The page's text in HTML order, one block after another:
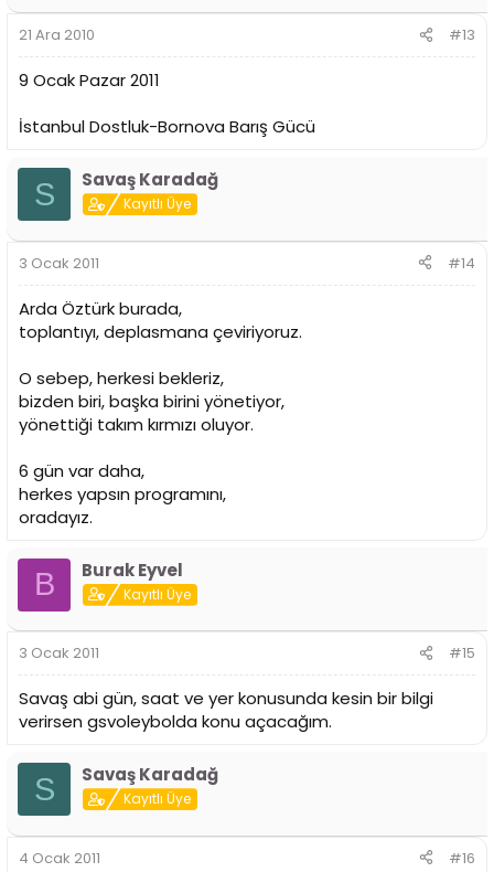
21 Ara 2010 #13
9 Ocak Pazar 2011
İstanbul Dostluk-Bornova Barış Gücü
S Savaş Karadağ
Kayıtlı Üye
3 Ocak 2011 #14
Arda Öztürk burada,
toplantıyı, deplasmana çeviriyoruz.
O sebep, herkesi bekleriz,
bizden biri, başka birini yönetiyor,
yönettiği takım kırmızı oluyor.
6 gün var daha,
herkes yapsın programını,
oradayız.
B Burak Eyvel
Kayıtlı Üye
3 Ocak 2011 #15
Savaş abi gün, saat ve yer konusunda kesin bir bilgi
verirsen gsvoleybolda konu açacağım.
S Savaş Karadağ
Kayıtlı Üye
4 Ocak 2011 #16